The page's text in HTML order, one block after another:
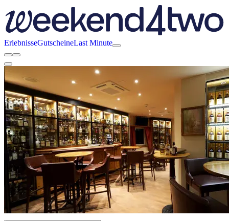
ErlebnisseGutscheineLast Minute